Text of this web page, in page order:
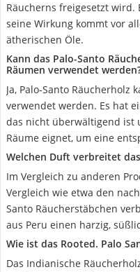
Räucherns freigesetzt
seine Wirkung kommt vor
ätherischen Öle.
Kann das Palo-Santo
Räumen verwendet
Ja, Palo-Santo Räucherholz
verwendet werden. Es hat
das nicht überwältigend ist
Räume eignet, um eine
Welchen Duft verbreitet
Im Vergleich zu anderen
Vergleich wie etwa den
Santo Räucherstäbchen
aus Peru einen harzig,
Wie ist das Rooted. Palo
Das Indianische